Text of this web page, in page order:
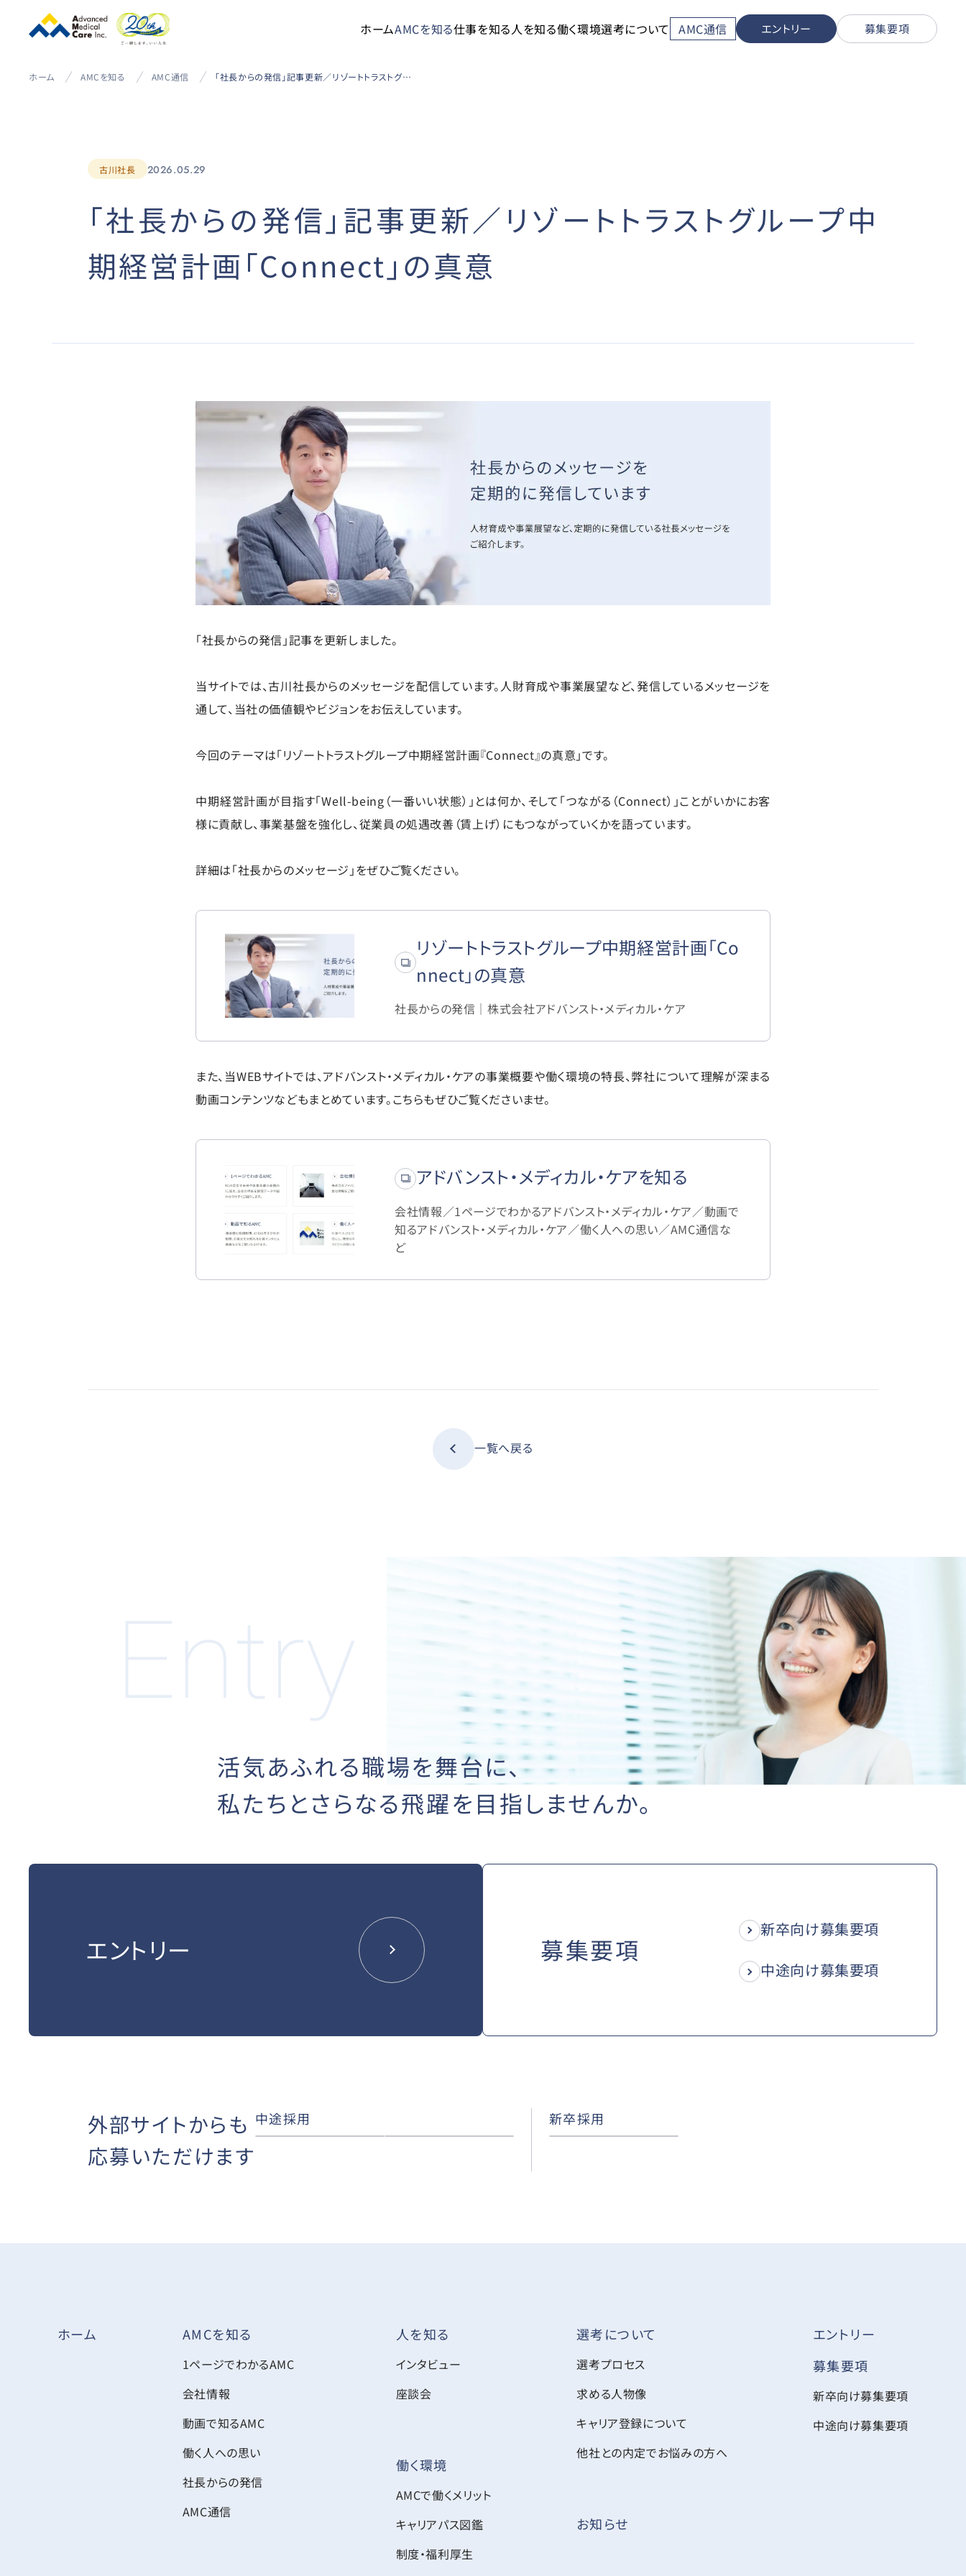
ホームAMCを知る仕事を知る人を知る働く環境選考について AMC通信 エントリー 募集要項
ホーム AMCを知る AMC通信 「社長からの発信」記事更新／リゾートトラストグループ中期経営計画「Connect」の真意
古川社長 2026.05.29
「社長からの発信」記事更新／リゾートトラストグループ中
期経営計画「Connect」の真意
「社長からの発信」記事を更新しました。
当サイトでは、古川社長からのメッセージを配信しています。人財育成や事業展望など、発信しているメッセージを
通して、当社の価値観やビジョンをお伝えしています。
今回のテーマは「リゾートトラストグループ中期経営計画『Connect』の真意」です。
中期経営計画が目指す「Well-being（一番いい状態）」とは何か、そして「つながる（Connect）」ことがいかにお客
様に貢献し、事業基盤を強化し、従業員の処遇改善（賃上げ）にもつながっていくかを語っています。
詳細は「社長からのメッセージ」をぜひご覧ください。
リゾートトラストグループ中期経営計画「Co
nnect」の真意
社長からの発信｜株式会社アドバンスト・メディカル・ケア
また、当WEBサイトでは、アドバンスト・メディカル・ケアの事業概要や働く環境の特長、弊社について理解が深まる
動画コンテンツなどもまとめています。こちらもぜひご覧くださいませ。
アドバンスト・メディカル・ケアを知る
会社情報／1ページでわかるアドバンスト・メディカル・ケア／動画で
知るアドバンスト・メディカル・ケア／働く人への思い／AMC通信な
ど
一覧へ戻る
活気あふれる職場を舞台に、
私たちとさらなる飛躍を目指しませんか。
エントリー 募集要項
新卒向け募集要項
中途向け募集要項
外部サイトからも
応募いただけます
中途採用 新卒採用
ホーム AMCを知る
1ページでわかるAMC
会社情報
動画で知るAMC
働く人への思い
社長からの発信
AMC通信
人を知る
インタビュー
座談会
働く環境
AMCで働くメリット
キャリアパス図鑑
制度・福利厚生
選考について
選考プロセス
求める人物像
キャリア登録について
他社との内定でお悩みの方へ
お知らせ
エントリー
募集要項
新卒向け募集要項
中途向け募集要項